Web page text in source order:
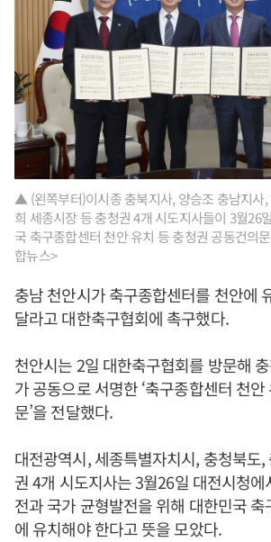
▲ (왼쪽부터)이시종 충북지사, 양승조 충남지사
희 세종시장 등 충청권 4개 시도지사들이 3월26
국 축구종합센터 천안 유치 등 충청권 공동건의
합뉴스>
충남 천안시가 축구종합센터를 천안에
달라고 대한축구협회에 촉구했다.
천안시는 2일 대한축구협회를 방문해
가 공동으로 서명한 ‘축구종합센터 천
문’을 전달했다.
대전광역시, 세종특별자치시, 충청북도,
권 4개 시도지사는 3월26일 대전시청
전과 국가 균형발전을 위해 대한민국
에 유치해야 한다고 뜻을 모았다.